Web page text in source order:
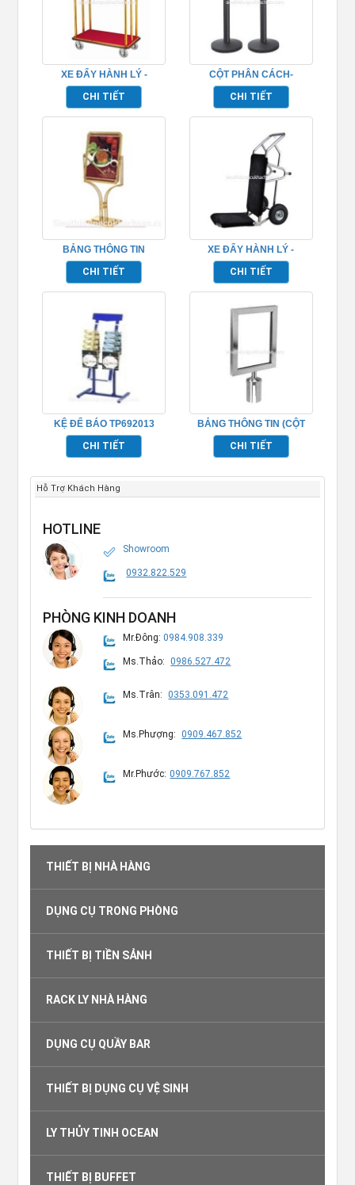
XE ĐẨY HÀNH LÝ -
TP692054
CHI TIẾT
CỘT PHÂN CÁCH-
TP692037
CHI TIẾT
BẢNG THÔNG TIN
TP692008
CHI TIẾT
XE ĐẨY HÀNH LÝ -
TP692055
CHI TIẾT
KỆ ĐỂ BÁO TP692013
CHI TIẾT
BẢNG THÔNG TIN (CỘT
PHÂN CÁCH)-TP692048
CHI TIẾT
Hỗ Trợ Khách Hàng
HOTLINE
Showroom
0932.822.529
PHÒNG KINH DOANH
Mr.Đông:0984.908.339
Ms.Thảo: 0986.527.472
Ms.Trân: 0353.091.472
Ms.Phượng: 0909.467.852
Mr.Phước: 0909.767.852
THIẾT BỊ NHÀ HÀNG
DỤNG CỤ TRONG PHÒNG
THIẾT BỊ TIỀN SẢNH
RACK LY NHÀ HÀNG
DỤNG CỤ QUẦY BAR
THIẾT BỊ DỤNG CỤ VỆ SINH
LY THỦY TINH OCEAN
THIẾT BỊ BUFFET